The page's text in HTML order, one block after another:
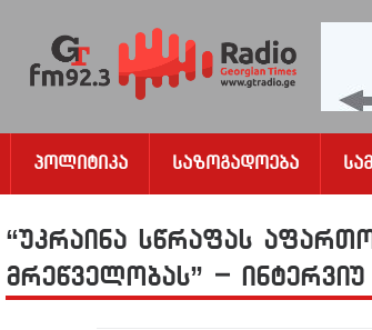
Პოლიტიკა Საზოგადოება
“უკრაინა სწრაფას
მრეწველობას” –